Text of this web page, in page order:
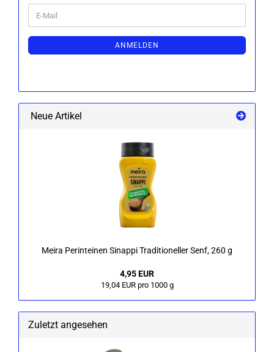
ZUR
ANMELDUNG
E-
Mail
ANMELDEN
Neue Artikel
Meira Per­int­ei­nen Si­nap­pi Tra­di­tio­nel­ler Senf, 260 g
4,95 EUR
19,04 EUR pro 1000 g
Zuletzt angesehen